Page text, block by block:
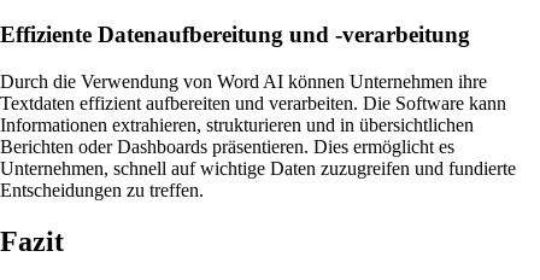
Effiziente Datenaufbereitung und -verarbeitung
Durch die Verwendung von Word AI können Unternehmen ihre
Textdaten effizient aufbereiten und verarbeiten. Die Software kann
Informationen extrahieren, strukturieren und in übersichtlichen
Berichten oder Dashboards präsentieren. Dies ermöglicht es
Unternehmen, schnell auf wichtige Daten zuzugreifen und fundierte
Entscheidungen zu treffen.
Fazit